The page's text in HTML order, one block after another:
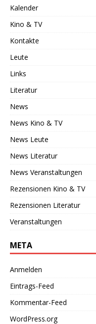
Kalender
Kino & TV
Kontakte
Leute
Links
Literatur
News
News Kino & TV
News Leute
News Literatur
News Veranstaltungen
Rezensionen Kino & TV
Rezensionen Literatur
Veranstaltungen
META
Anmelden
Eintrags-Feed
Kommentar-Feed
WordPress.org